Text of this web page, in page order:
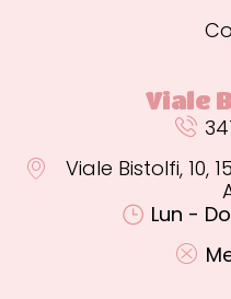
Viale
Viale Bistolfi, 10,
Lun -